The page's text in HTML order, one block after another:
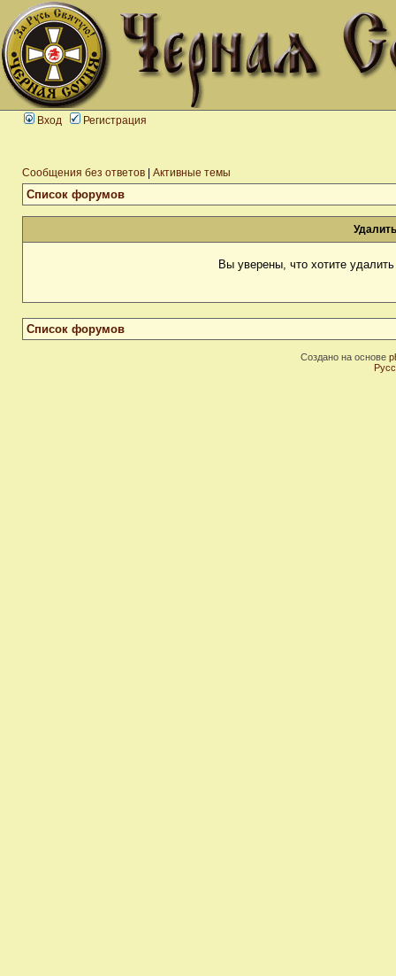
Вход Регистрация
Сообщения без ответов Активные темы
Список форумов
Вы уверены, что хотите
Список форумов
Создано на основе